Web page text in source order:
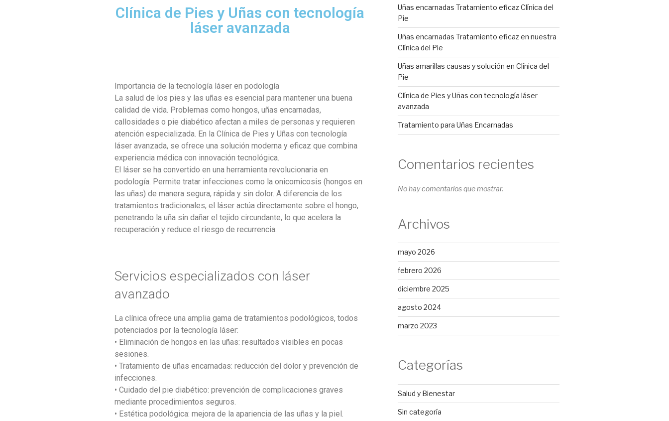
Clínica de Pies y Uñas con tecnología
láser avanzada
Importancia de la tecnología láser en podología
La salud de los pies y las uñas es esencial para mantener una buena
calidad de vida. Problemas como hongos, uñas encarnadas,
callosidades o pie diabético afectan a miles de personas y requieren
atención especializada. En la Clínica de Pies y Uñas con tecnología
láser avanzada, se ofrece una solución moderna y eficaz que combina
experiencia médica con innovación tecnológica.
El láser se ha convertido en una herramienta revolucionaria en
podología. Permite tratar infecciones como la onicomicosis (hongos en
las uñas) de manera segura, rápida y sin dolor. A diferencia de los
tratamientos tradicionales, el láser actúa directamente sobre el hongo,
penetrando la uña sin dañar el tejido circundante, lo que acelera la
recuperación y reduce el riesgo de recurrencia.
Servicios especializados con láser
avanzado
La clínica ofrece una amplia gama de tratamientos podológicos, todos
potenciados por la tecnología láser:
• Eliminación de hongos en las uñas: resultados visibles en pocas
sesiones.
• Tratamiento de uñas encarnadas: reducción del dolor y prevención de
infecciones.
• Cuidado del pie diabético: prevención de complicaciones graves
mediante procedimientos seguros.
• Estética podológica: mejora de la apariencia de las uñas y la piel.
Uñas encarnadas Tratamiento eficaz Clínica del
Pie
Uñas encarnadas Tratamiento eficaz en nuestra
Clínica del Pie
Uñas amarillas causas y solución en Clínica del
Pie
Clínica de Pies y Uñas con tecnología láser
avanzada
Tratamiento para Uñas Encarnadas
Comentarios recientes
No hay comentarios que mostrar.
Archivos
mayo 2026
febrero 2026
diciembre 2025
agosto 2024
marzo 2023
Categorías
Salud y Bienestar
Sin categoría